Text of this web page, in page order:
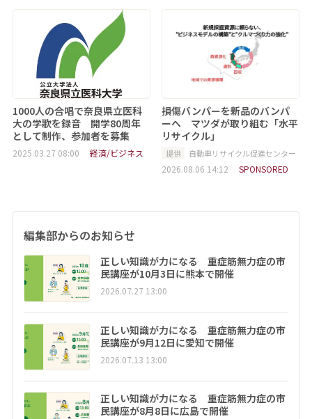
1000人の合唱で奈良県立医科
大の学歌を録音 開学80周年
として制作、参加者を募集
2025.03.27 08:00 経済/ビジネス
損傷バンパーを新品のバンパ
ーへ マツダが取り組む「水平
リサイクル」
提供 自動車リサイクル促進センター
2026.08.06 14:12 SPONSORED
編集部からのお知らせ
正しい知識が力になる 重症筋無力症の市
民講座が10月3日に熊本で開催
2026.07.27 13:00
正しい知識が力になる 重症筋無力症の市
民講座が9月12日に愛知で開催
2026.07.13 13:00
正しい知識が力になる 重症筋無力症の市
民講座が8月8日に広島で開催